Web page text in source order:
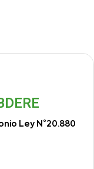
Ley N°20.880